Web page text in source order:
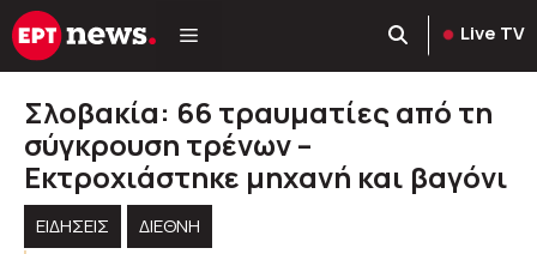
Μετάβαση
σε
Live TV
Σλοβακία: 66 τραυματίες από τη
σύγκρουση τρένων –
Εκτροχιάστηκε μηχανή και βαγόνι
ΕΙΔΗΣΕΙΣ
ΔΙΕΘΝΗ